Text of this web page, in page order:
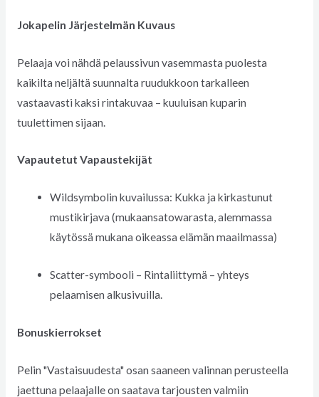
Jokapelin Järjestelmän Kuvaus
Pelaaja voi nähdä pelaussivun vasemmasta puolesta
kaikilta neljältä suunnalta ruudukkoon tarkalleen
vastaavasti kaksi rintakuvaa – kuuluisan kuparin
tuulettimen sijaan.
Vapautetut Vapaustekijät
Wildsymbolin kuvailussa: Kukka ja kirkastunut
mustikirjava (mukaansatowarasta, alemmassa
käytössä mukana oikeassa elämän maailmassa)
Scatter-symbooli – Rintaliittymä – yhteys
pelaamisen alkusivuilla.
Bonuskierrokset
Pelin "Vastaisuudesta" osan saaneen valinnan perusteella
jaettuna pelaajalle on saatava tarjousten valmiin